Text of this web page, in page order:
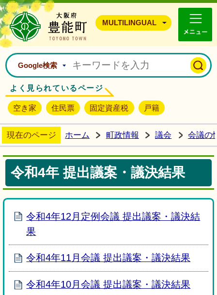
豊能町ホームページ
MULTILINGUAL
Google検索
よく見られているページ
空き家 住民票 固定資産税 戸籍
現在のページ ホーム 町政情報 議会 会議の
令和4年 提出議案・議決結果
令和4年12月定例会議 提出議案・議決結
果
令和4年11月会議 提出議案・議決結果
令和4年10月会議 提出議案・議決結果